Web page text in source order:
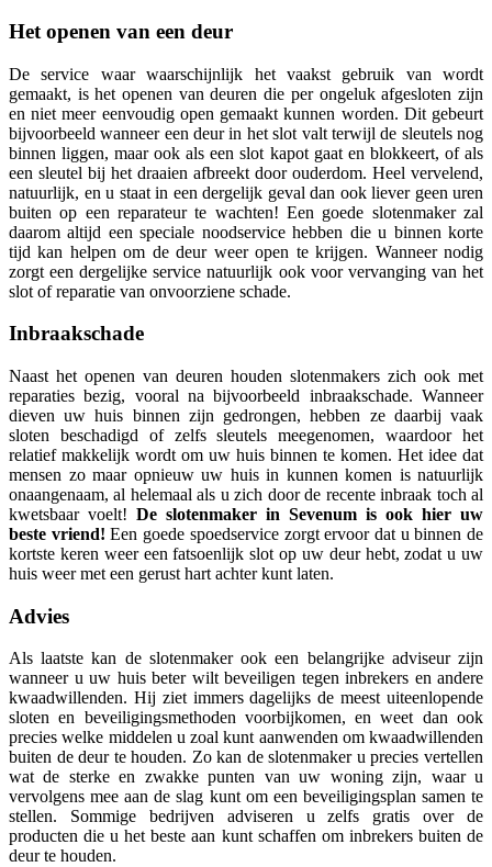
Het openen van een deur
De service waar waarschijnlijk het vaakst gebruik van wordt
gemaakt, is het openen van deuren die per ongeluk afgesloten zijn
en niet meer eenvoudig open gemaakt kunnen worden. Dit gebeurt
bijvoorbeeld wanneer een deur in het slot valt terwijl de sleutels nog
binnen liggen, maar ook als een slot kapot gaat en blokkeert, of als
een sleutel bij het draaien afbreekt door ouderdom. Heel vervelend,
natuurlijk, en u staat in een dergelijk geval dan ook liever geen uren
buiten op een reparateur te wachten! Een goede slotenmaker zal
daarom altijd een speciale noodservice hebben die u binnen korte
tijd kan helpen om de deur weer open te krijgen. Wanneer nodig
zorgt een dergelijke service natuurlijk ook voor vervanging van het
slot of reparatie van onvoorziene schade.
Inbraakschade
Naast het openen van deuren houden slotenmakers zich ook met
reparaties bezig, vooral na bijvoorbeeld inbraakschade. Wanneer
dieven uw huis binnen zijn gedrongen, hebben ze daarbij vaak
sloten beschadigd of zelfs sleutels meegenomen, waardoor het
relatief makkelijk wordt om uw huis binnen te komen. Het idee dat
mensen zo maar opnieuw uw huis in kunnen komen is natuurlijk
onaangenaam, al helemaal als u zich door de recente inbraak toch al
kwetsbaar voelt! De slotenmaker in Sevenum is ook hier uw
beste vriend! Een goede spoedservice zorgt ervoor dat u binnen de
kortste keren weer een fatsoenlijk slot op uw deur hebt, zodat u uw
huis weer met een gerust hart achter kunt laten.
Advies
Als laatste kan de slotenmaker ook een belangrijke adviseur zijn
wanneer u uw huis beter wilt beveiligen tegen inbrekers en andere
kwaadwillenden. Hij ziet immers dagelijks de meest uiteenlopende
sloten en beveiligingsmethoden voorbijkomen, en weet dan ook
precies welke middelen u zoal kunt aanwenden om kwaadwillenden
buiten de deur te houden. Zo kan de slotenmaker u precies vertellen
wat de sterke en zwakke punten van uw woning zijn, waar u
vervolgens mee aan de slag kunt om een beveiligingsplan samen te
stellen. Sommige bedrijven adviseren u zelfs gratis over de
producten die u het beste aan kunt schaffen om inbrekers buiten de
deur te houden.